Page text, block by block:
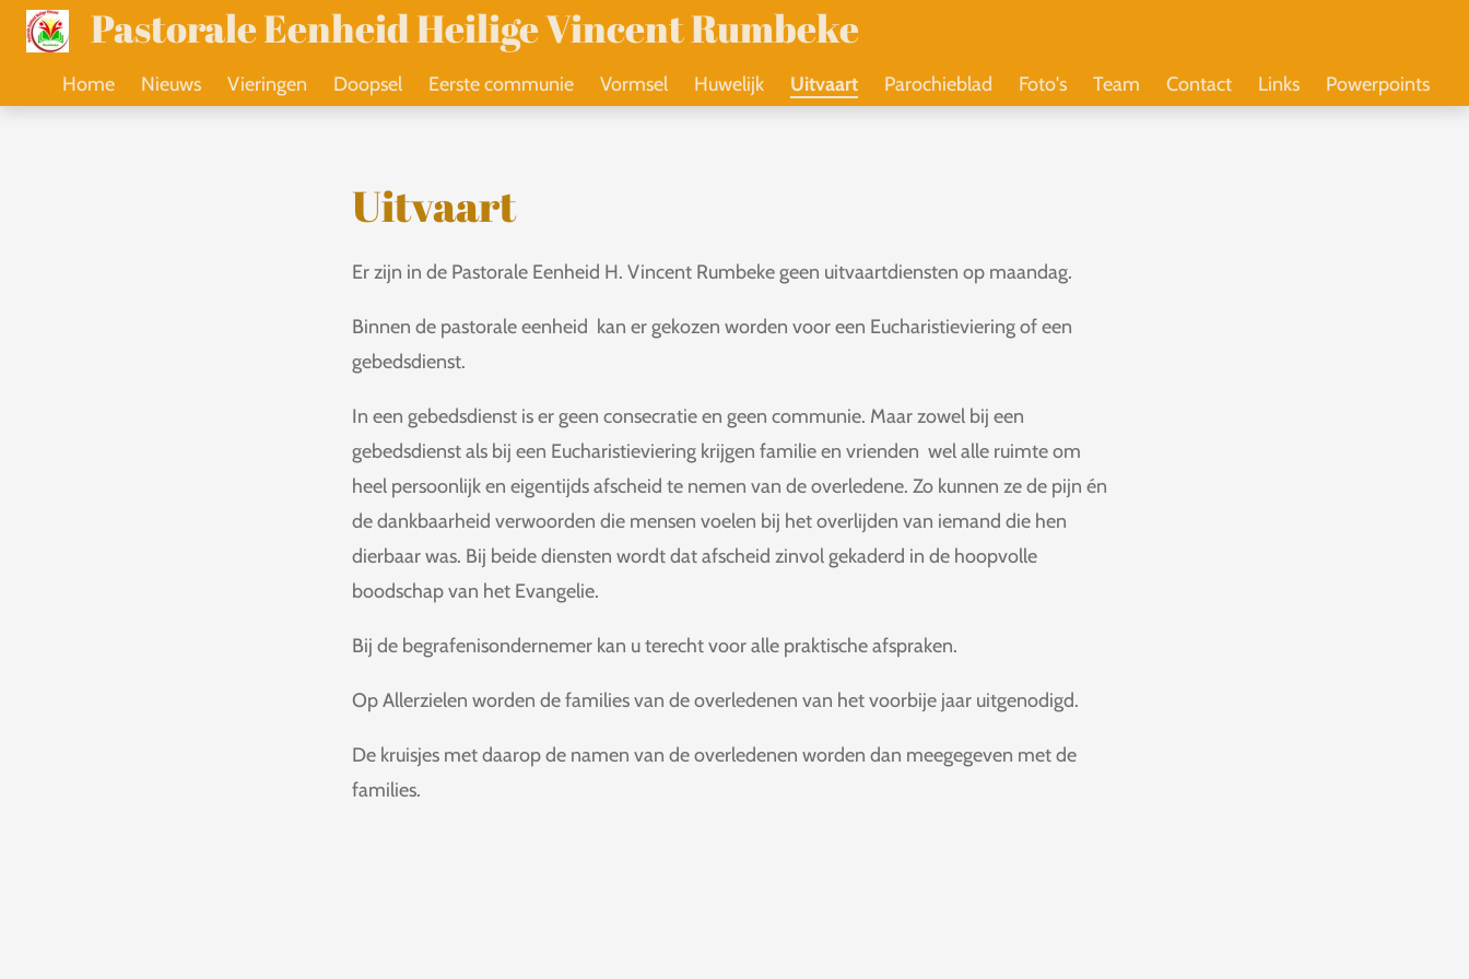
Ga
Pastorale Eenheid Heilige Vincent Rumbeke
Home Nieuws Vieringen Doopsel Eerste communie Vormsel Huwelijk Uitvaart Parochieblad Foto's Team Contact Links Powerpoints
Uitvaart
Er zijn in de Pastorale Eenheid H. Vincent Rumbeke geen uitvaartdiensten op maandag.
Binnen de pastorale eenheid kan er gekozen worden voor een Eucharistieviering of een
gebedsdienst.
In een gebedsdienst is er geen consecratie en geen communie. Maar zowel bij een
gebedsdienst als bij een Eucharistieviering krijgen familie en vrienden wel alle ruimte om
heel persoonlijk en eigentijds afscheid te nemen van de overledene. Zo kunnen ze de pijn én
de dankbaarheid verwoorden die mensen voelen bij het overlijden van iemand die hen
dierbaar was. Bij beide diensten wordt dat afscheid zinvol gekaderd in de hoopvolle
boodschap van het Evangelie.
Bij de begrafenisondernemer kan u terecht voor alle praktische afspraken.
Op Allerzielen worden de families van de overledenen van het voorbije jaar uitgenodigd.
De kruisjes met daarop de namen van de overledenen worden dan meegegeven met de
families.